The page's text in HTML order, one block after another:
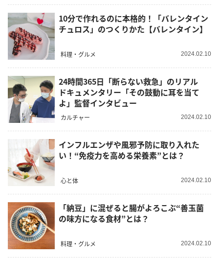
10分で作れるのに本格的！「バレンタイン
チュロス」のつくりかた【バレンタイン】
料理・グルメ 2024.02.10
24時間365日「断らない救急」のリアル
ドキュメンタリー「その鼓動に耳を当て
よ」監督インタビュー
カルチャー 2024.02.10
インフルエンザや風邪予防に取り入れた
い！“免疫力を高める栄養素”とは？
心と体 2024.02.10
「納豆」に混ぜると腸がよろこぶ“善玉菌
の味方になる食材”とは？
料理・グルメ 2024.02.10